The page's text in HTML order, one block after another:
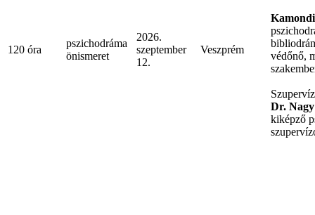
120 óra
pszichodráma
önismeret
2026.
szeptember
12.
Veszprém
védőnő,
Dr.
kiképző